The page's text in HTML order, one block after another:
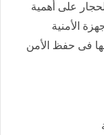
على أهمية
الأمنية
فى حفظ الأمن